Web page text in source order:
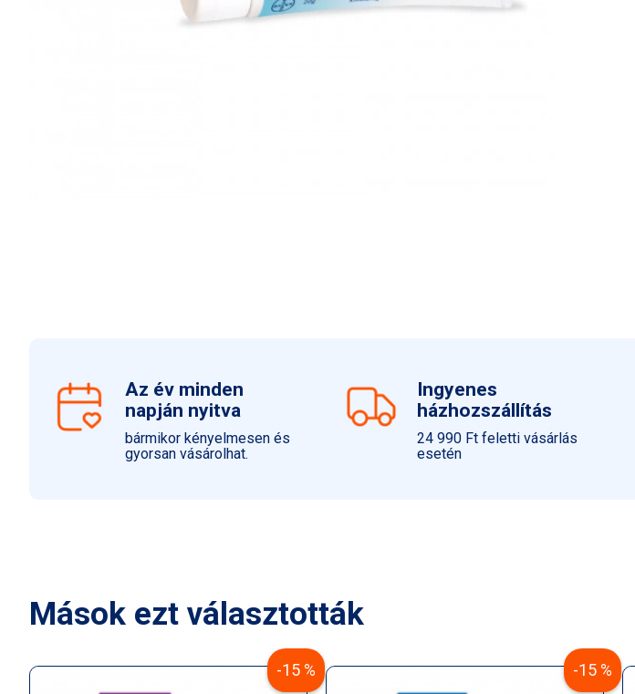
Az év minden
napján nyitva
bármikor kényelmesen és
gyorsan vásárolhat.
Ingyenes
házhozszállítás
24 990 Ft feletti vásárlás
esetén
Mások ezt választották
-15 % -15 %